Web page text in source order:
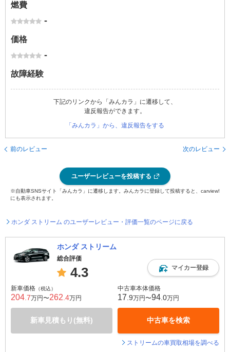
燃費
-
価格
-
故障経験
下記のリンクから「みんカラ」に遷移して、
違反報告ができます。
「みんカラ」から、違反報告をする
前のレビュー 次のレビュー
ユーザーレビューを投稿する
※自動車SNSサイト「みんカラ」に遷移します。みんカラに登録して投稿すると、carview!
にも表示されます。
ホンダ ストリーム のユーザーレビュー・評価一覧のページに戻る
ホンダ ストリーム
総合評価
4.3 マイカー登録
新車価格 （税込）
204 .7万円〜262 .4万円
新車見積もり(無料)
中古車本体価格
17 .9万円〜94 .0万円
中古車を検索
ストリームの車買取相場を調べる